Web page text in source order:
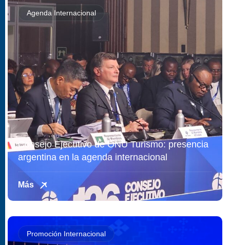
Agenda Internacional
Consejo Ejecutivo de ONU Turismo: presencia
argentina en la agenda internacional
Más
Promoción Internacional